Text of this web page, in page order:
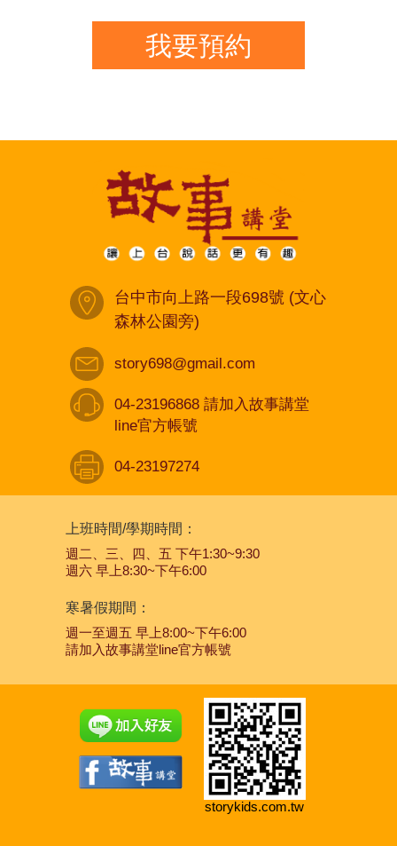
我要預約
台中市向上路一段698號 (文心
森林公園旁)
story698@gmail.com
04-23196868 請加入故事講堂
line官方帳號
04-23197274
上班時間/學期時間：
週二、三、四、五 下午1:30~9:30
週六 早上8:30~下午6:00
寒暑假期間：
週一至週五 早上8:00~下午6:00
請加入故事講堂line官方帳號
storykids.com.tw